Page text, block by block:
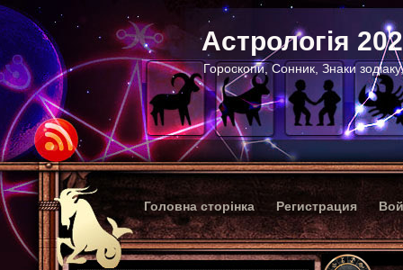
Астрологія
Гороскопи, Сонник, Знаки
Головна сторінка Регистрация